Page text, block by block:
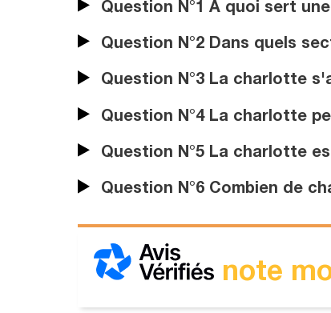
Question N°1 À quoi sert
Question N°2 Dans quels
Question N°3 La charlotte
Question N°4 La charlotte
Question N°5 La charlotte
Question N°6 Combien de
note